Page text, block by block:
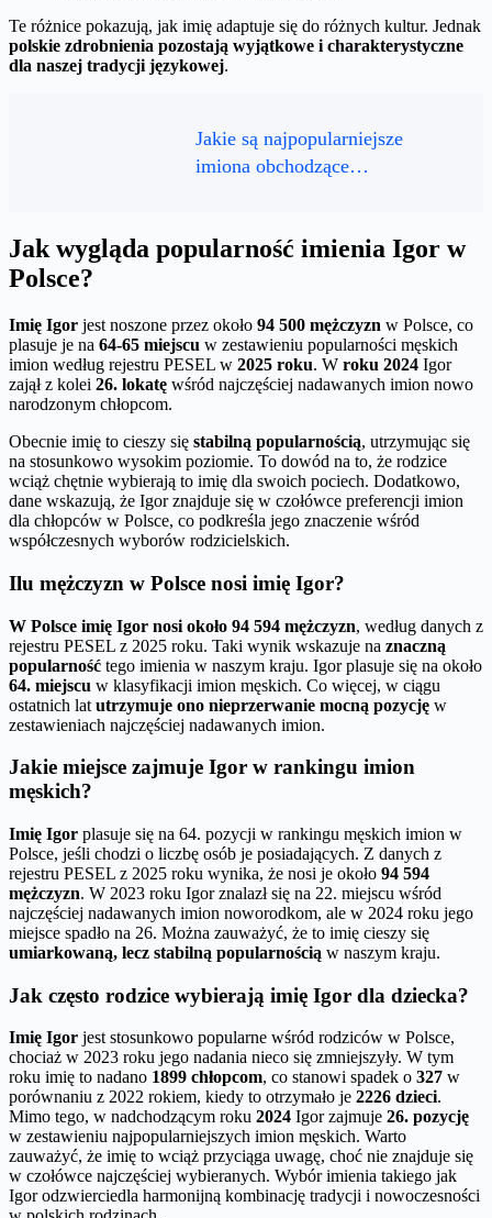
Te różnice pokazują, jak imię adaptuje się do różnych kultur. Jednak
polskie zdrobnienia pozostają wyjątkowe i charakterystyczne
dla naszej tradycji językowej.
Jakie są najpopularniejsze
imiona obchodzące…
Jak wygląda popularność imienia Igor w
Polsce?
Imię Igor jest noszone przez około 94 500 mężczyzn w Polsce, co
plasuje je na 64-65 miejscu w zestawieniu popularności męskich
imion według rejestru PESEL w 2025 roku. W roku 2024 Igor
zajął z kolei 26. lokatę wśród najczęściej nadawanych imion nowo
narodzonym chłopcom.
Obecnie imię to cieszy się stabilną popularnością, utrzymując się
na stosunkowo wysokim poziomie. To dowód na to, że rodzice
wciąż chętnie wybierają to imię dla swoich pociech. Dodatkowo,
dane wskazują, że Igor znajduje się w czołówce preferencji imion
dla chłopców w Polsce, co podkreśla jego znaczenie wśród
współczesnych wyborów rodzicielskich.
Ilu mężczyzn w Polsce nosi imię Igor?
W Polsce imię Igor nosi około 94 594 mężczyzn, według danych z
rejestru PESEL z 2025 roku. Taki wynik wskazuje na znaczną
popularność tego imienia w naszym kraju. Igor plasuje się na około
64. miejscu w klasyfikacji imion męskich. Co więcej, w ciągu
ostatnich lat utrzymuje ono nieprzerwanie mocną pozycję w
zestawieniach najczęściej nadawanych imion.
Jakie miejsce zajmuje Igor w rankingu imion
męskich?
Imię Igor plasuje się na 64. pozycji w rankingu męskich imion w
Polsce, jeśli chodzi o liczbę osób je posiadających. Z danych z
rejestru PESEL z 2025 roku wynika, że nosi je około 94 594
mężczyzn. W 2023 roku Igor znalazł się na 22. miejscu wśród
najczęściej nadawanych imion noworodkom, ale w 2024 roku jego
miejsce spadło na 26. Można zauważyć, że to imię cieszy się
umiarkowaną, lecz stabilną popularnością w naszym kraju.
Jak często rodzice wybierają imię Igor dla dziecka?
Imię Igor jest stosunkowo popularne wśród rodziców w Polsce,
chociaż w 2023 roku jego nadania nieco się zmniejszyły. W tym
roku imię to nadano 1899 chłopcom, co stanowi spadek o 327 w
porównaniu z 2022 rokiem, kiedy to otrzymało je 2226 dzieci.
Mimo tego, w nadchodzącym roku 2024 Igor zajmuje 26. pozycję
w zestawieniu najpopularniejszych imion męskich. Warto
zauważyć, że imię to wciąż przyciąga uwagę, choć nie znajduje się
w czołówce najczęściej wybieranych. Wybór imienia takiego jak
Igor odzwierciedla harmonijną kombinację tradycji i nowoczesności